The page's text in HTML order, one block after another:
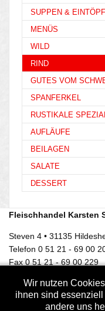
SUPPEN &
MENÜS
WILD
RIND
GUTES VOM
SPANFERKEL
RUSTIKALE
AUFLÄUFE
BEILAGEN
SALATE
DESSERT
Fleischhandel Karsten
Steven 4 • 31135
Telefon 0 51 21 - 69 00
Fax 0 51 21 - 69 00 229
Wir nutzen
ihnen sind
andere uns